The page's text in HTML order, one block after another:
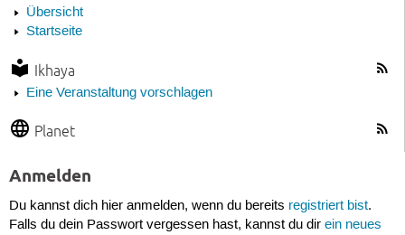
Übersicht
Startseite
Ikhaya
Eine Veranstaltung vorschlagen
Planet
Anmelden
Du kannst dich hier anmelden, wenn du bereits registriert bist.
Falls du dein Passwort vergessen hast, kannst du dir ein neues